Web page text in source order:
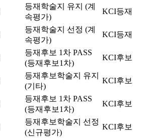
등재학술지 유지 (계
속평가)
KCI등재
등재학술지 선정 (계
속평가)
KCI등재
등재후보 1차 PASS
(등재후보1차)
KCI후보
등재후보학술지 유지
(기타)
KCI후보
등재후보 1차 PASS
(등재후보1차)
KCI후보
등재후보학술지 선정
(신규평가)
KCI후보